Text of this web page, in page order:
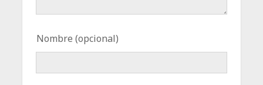
Nombre (opcional)